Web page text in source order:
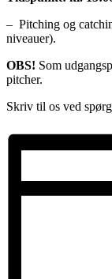
– Pitching og
niveauer).
OBS! Som
pitcher.
Skriv til os ved